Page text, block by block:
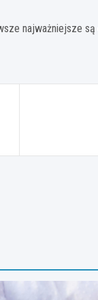
najważniejsze są